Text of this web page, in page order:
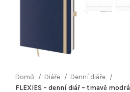
Domů Diáře
Denní diáře
FLEXIES – denní diář – tmavě modrá